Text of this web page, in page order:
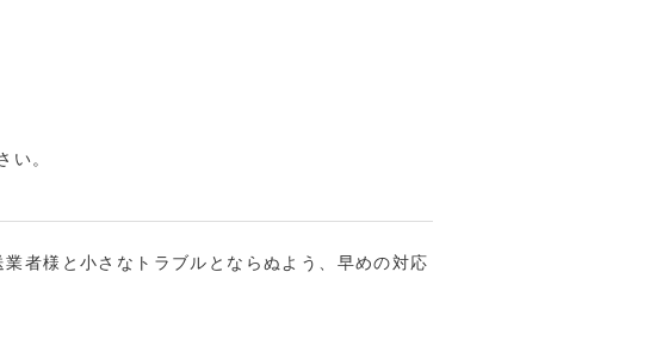
。
者様と小さなトラブルとならぬよう、早めの対応